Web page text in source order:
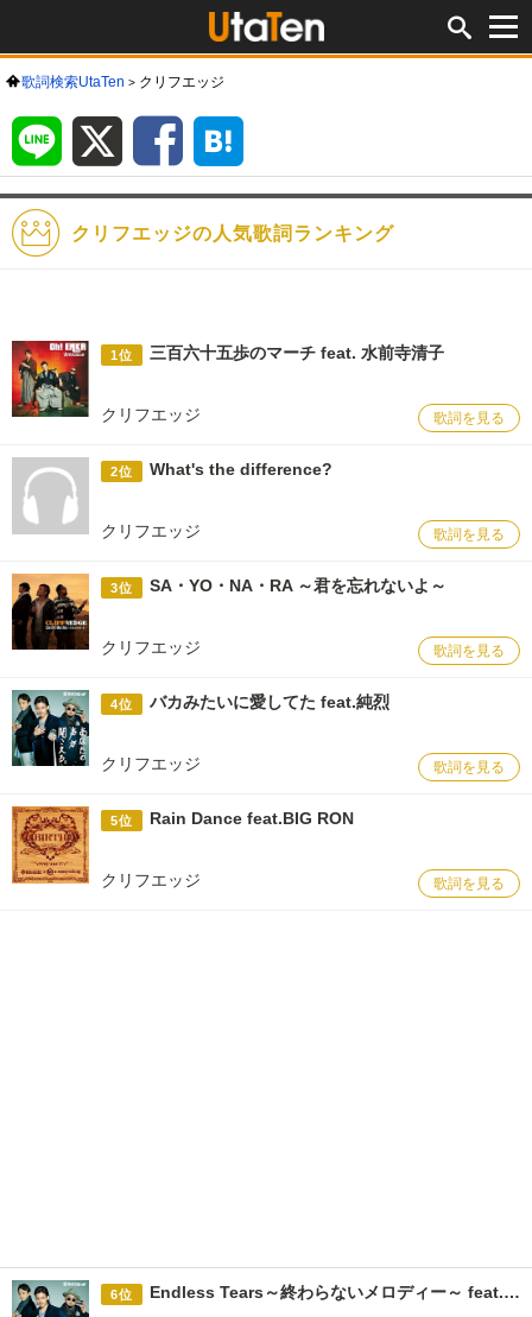
歌詞検索UtaTen クリフエッジ
LINE Facebook
ク
ー
クリフエッジの人気歌詞ランキング
1位 三百六十五歩のマーチ feat. 水前寺清子
クリフエッジ 歌詞を見る
2位 What's the difference?
クリフエッジ 歌詞を見る
3位 SA・YO・NA・RA ～君を忘れないよ～
クリフエッジ 歌詞を見る
4位 バカみたいに愛してた feat.純烈
クリフエッジ 歌詞を見る
5位 Rain Dance feat.BIG RON
クリフエッジ 歌詞を見る
6位 Endless Tears～終わらないメロディー～ feat. メロディー・チューバック